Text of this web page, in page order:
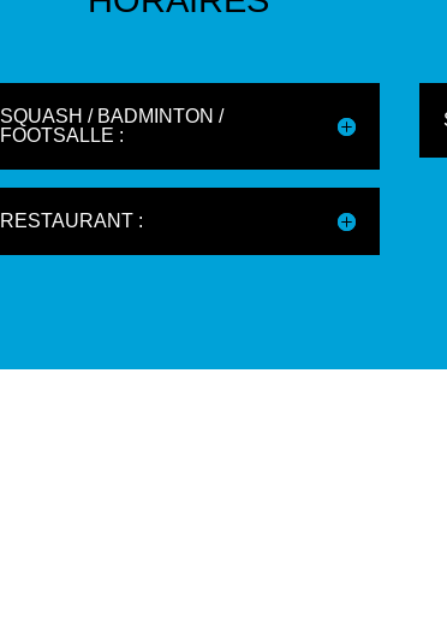
SQUASH / BADMINTON /
FOOTSALLE :
RESTAURANT :